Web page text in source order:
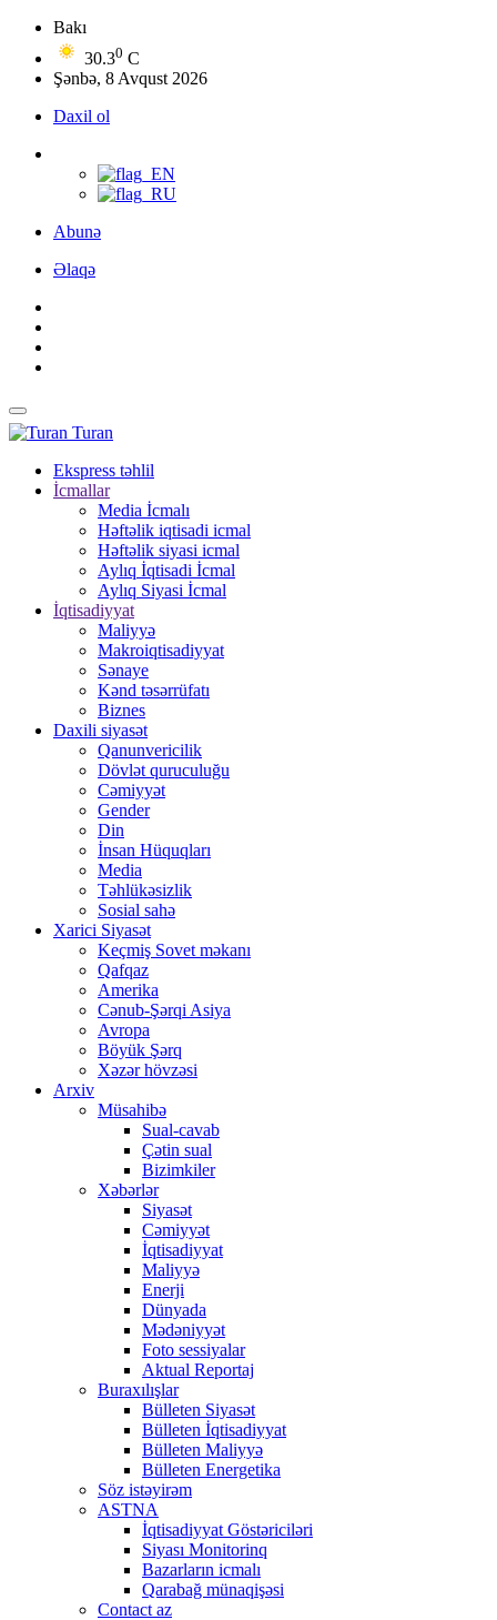
Bakı
30.30 C
Şənbə, 8 Avqust 2026
Daxil ol
Abunə
Əlaqə
Turan
Ekspress təhlil
İcmallar
Media İcmalı
Həftəlik iqtisadi icmal
Həftəlik siyasi icmal
Aylıq İqtisadi İcmal
Aylıq Siyasi İcmal
İqtisadiyyat
Maliyyə
Makroiqtisadiyyat
Sənaye
Kənd təsərrüfatı
Biznes
Daxili siyasət
Qanunvericilik
Dövlət quruculuğu
Cəmiyyət
Gender
Din
İnsan Hüquqları
Media
Təhlükəsizlik
Sosial sahə
Xarici Siyasət
Keçmiş Sovet məkanı
Qafqaz
Amerika
Cənub-Şərqi Asiya
Avropa
Böyük Şərq
Xəzər hövzəsi
Arxiv
Müsahibə
Sual-cavab
Çətin sual
Bizimkiler
Xəbərlər
Siyasət
Cəmiyyət
İqtisadiyyat
Maliyyə
Enerji
Dünyada
Mədəniyyət
Foto sessiyalar
Aktual Reportaj
Buraxılışlar
Bülleten Siyasət
Bülleten İqtisadiyyat
Bülleten Maliyyə
Bülleten Energetika
Söz istəyirəm
ASTNA
İqtisadiyyat Göstəriciləri
Siyası Monitorinq
Bazarların icmalı
Qarabağ münaqişəsi
Contact az